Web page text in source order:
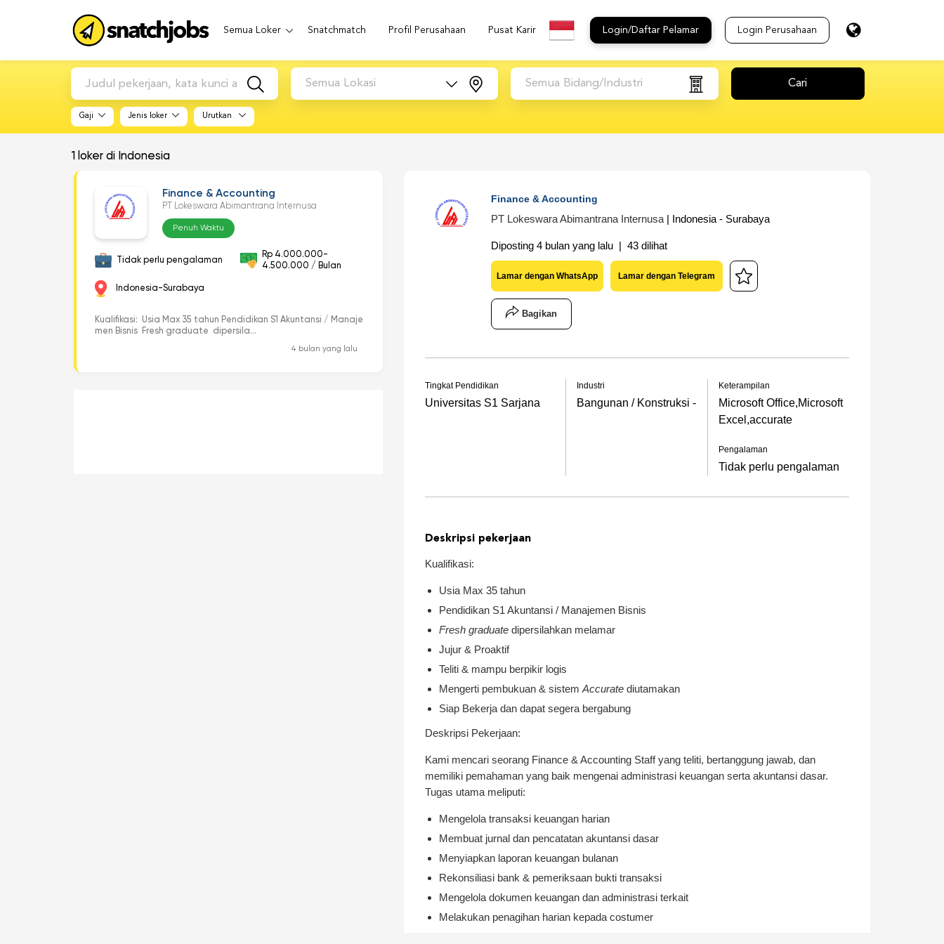
Semua Loker Snatchmatch Profil Perusahaan Pusat Karir Login/Daftar Pelamar Login Perusahaan
Semua Lokasi Semua Bidang/Industri Cari
Gaji Jenis loker Urutkan
1 loker di Indonesia
Finance & Accounting
PT Lokeswara Abimantrana Internusa
Penuh Waktu
Tidak perlu pengalaman
Rp 4.000.000-
4.500.000 / Bulan
Indonesia-Surabaya
Kualifikasi: Usia Max 35 tahun Pendidikan S1 Akuntansi / Manaje
men Bisnis Fresh graduate dipersila...
4 bulan yang lalu
Finance & Accounting
PT Lokeswara Abimantrana Internusa | Indonesia - Surabaya
Diposting 4 bulan yang lalu | 43 dilihat
Lamar dengan WhatsApp Lamar dengan Telegram
Bagikan
Tingkat Pendidikan
Universitas S1 Sarjana
Industri
Bangunan / Konstruksi -
Keterampilan
Microsoft Office,Microsoft
Excel,accurate
Pengalaman
Tidak perlu pengalaman
Deskripsi pekerjaan
Kualifikasi:
Usia Max 35 tahun
Pendidikan S1 Akuntansi / Manajemen Bisnis
Fresh graduate dipersilahkan melamar
Jujur & Proaktif
Teliti & mampu berpikir logis
Mengerti pembukuan & sistem Accurate diutamakan
Siap Bekerja dan dapat segera bergabung
Deskripsi Pekerjaan:
Kami mencari seorang Finance & Accounting Staff yang teliti, bertanggung jawab, dan
memiliki pemahaman yang baik mengenai administrasi keuangan serta akuntansi dasar.
Tugas utama meliputi:
Mengelola transaksi keuangan harian
Membuat jurnal dan pencatatan akuntansi dasar
Menyiapkan laporan keuangan bulanan
Rekonsiliasi bank & pemeriksaan bukti transaksi
Mengelola dokumen keuangan dan administrasi terkait
Melakukan penagihan harian kepada costumer